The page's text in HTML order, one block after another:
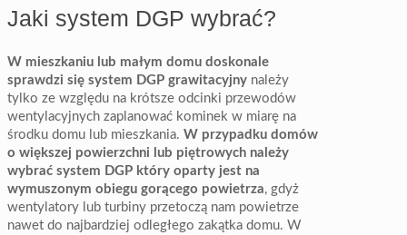
Jaki system DGP wybrać?
W mieszkaniu lub małym domu doskonale
sprawdzi się system DGP grawitacyjny należy
tylko ze względu na krótsze odcinki przewodów
wentylacyjnych zaplanować kominek w miarę na
środku domu lub mieszkania. W przypadku domów
o większej powierzchni lub piętrowych należy
wybrać system DGP który oparty jest na
wymuszonym obiegu gorącego powietrza, gdyż
wentylatory lub turbiny przetoczą nam powietrze
nawet do najbardziej odległego zakątka domu. W